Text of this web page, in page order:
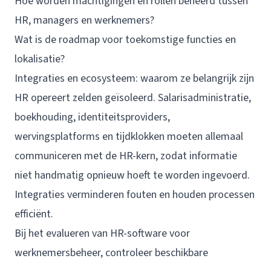
HR, managers en werknemers?
Wat is de roadmap voor toekomstige functies en
lokalisatie?
Integraties en ecosysteem: waarom ze belangrijk zijn
HR opereert zelden geïsoleerd. Salarisadministratie,
boekhouding, identiteitsproviders,
wervingsplatforms en tijdklokken moeten allemaal
communiceren met de HR-kern, zodat informatie
niet handmatig opnieuw hoeft te worden ingevoerd.
Integraties verminderen fouten en houden processen
efficiënt.
Bij het evalueren van HR-software voor
werknemersbeheer, controleer beschikbare